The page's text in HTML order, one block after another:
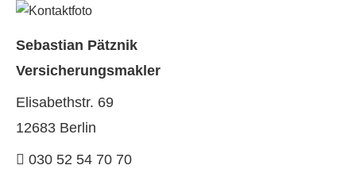
Sebastian Pätznik
Ver­sicherungs­makler
Elisabethstr. 69
12683 Berlin
030 52 54 70 70